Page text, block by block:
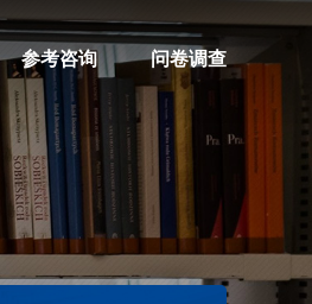
参考咨询 问卷调查